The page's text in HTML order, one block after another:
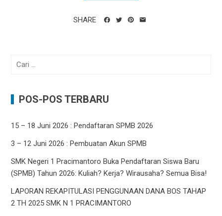
SHARE
Cari
POS-POS TERBARU
15 – 18 Juni 2026 : Pendaftaran SPMB 2026
3 – 12 Juni 2026 : Pembuatan Akun SPMB
SMK Negeri 1 Pracimantoro Buka Pendaftaran Siswa Baru
(SPMB) Tahun 2026: Kuliah? Kerja? Wirausaha? Semua Bisa!
LAPORAN REKAPITULASI PENGGUNAAN DANA BOS TAHAP
2 TH 2025 SMK N 1 PRACIMANTORO